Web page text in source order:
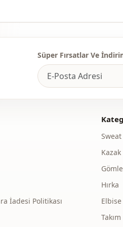
Süper Fırsatlar Ve
İadesi Politikası
Sweat
Kazak
Hırka
Elbise
Takım